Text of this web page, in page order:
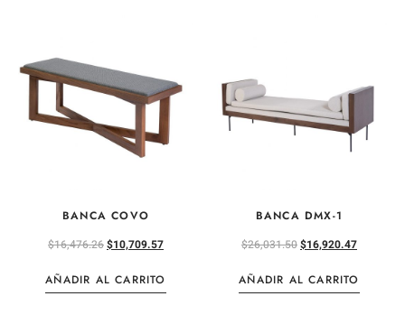
BANCA COVO
$16,476.26$10,709.57
AÑADIR AL CARRITO
BANCA DMX-1
$26,031.50$16,920.47
AÑADIR AL CARRITO